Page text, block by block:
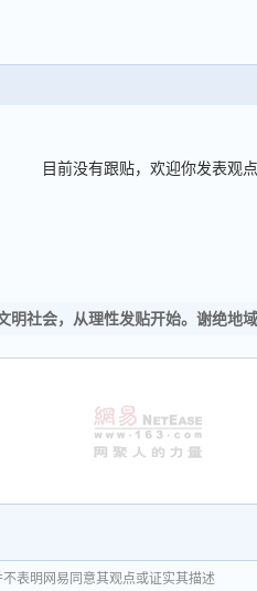
目前没有跟贴，欢迎你发表观点
明社会，从理性发贴开始。谢绝地
表明网易同意其观点或证实其描述